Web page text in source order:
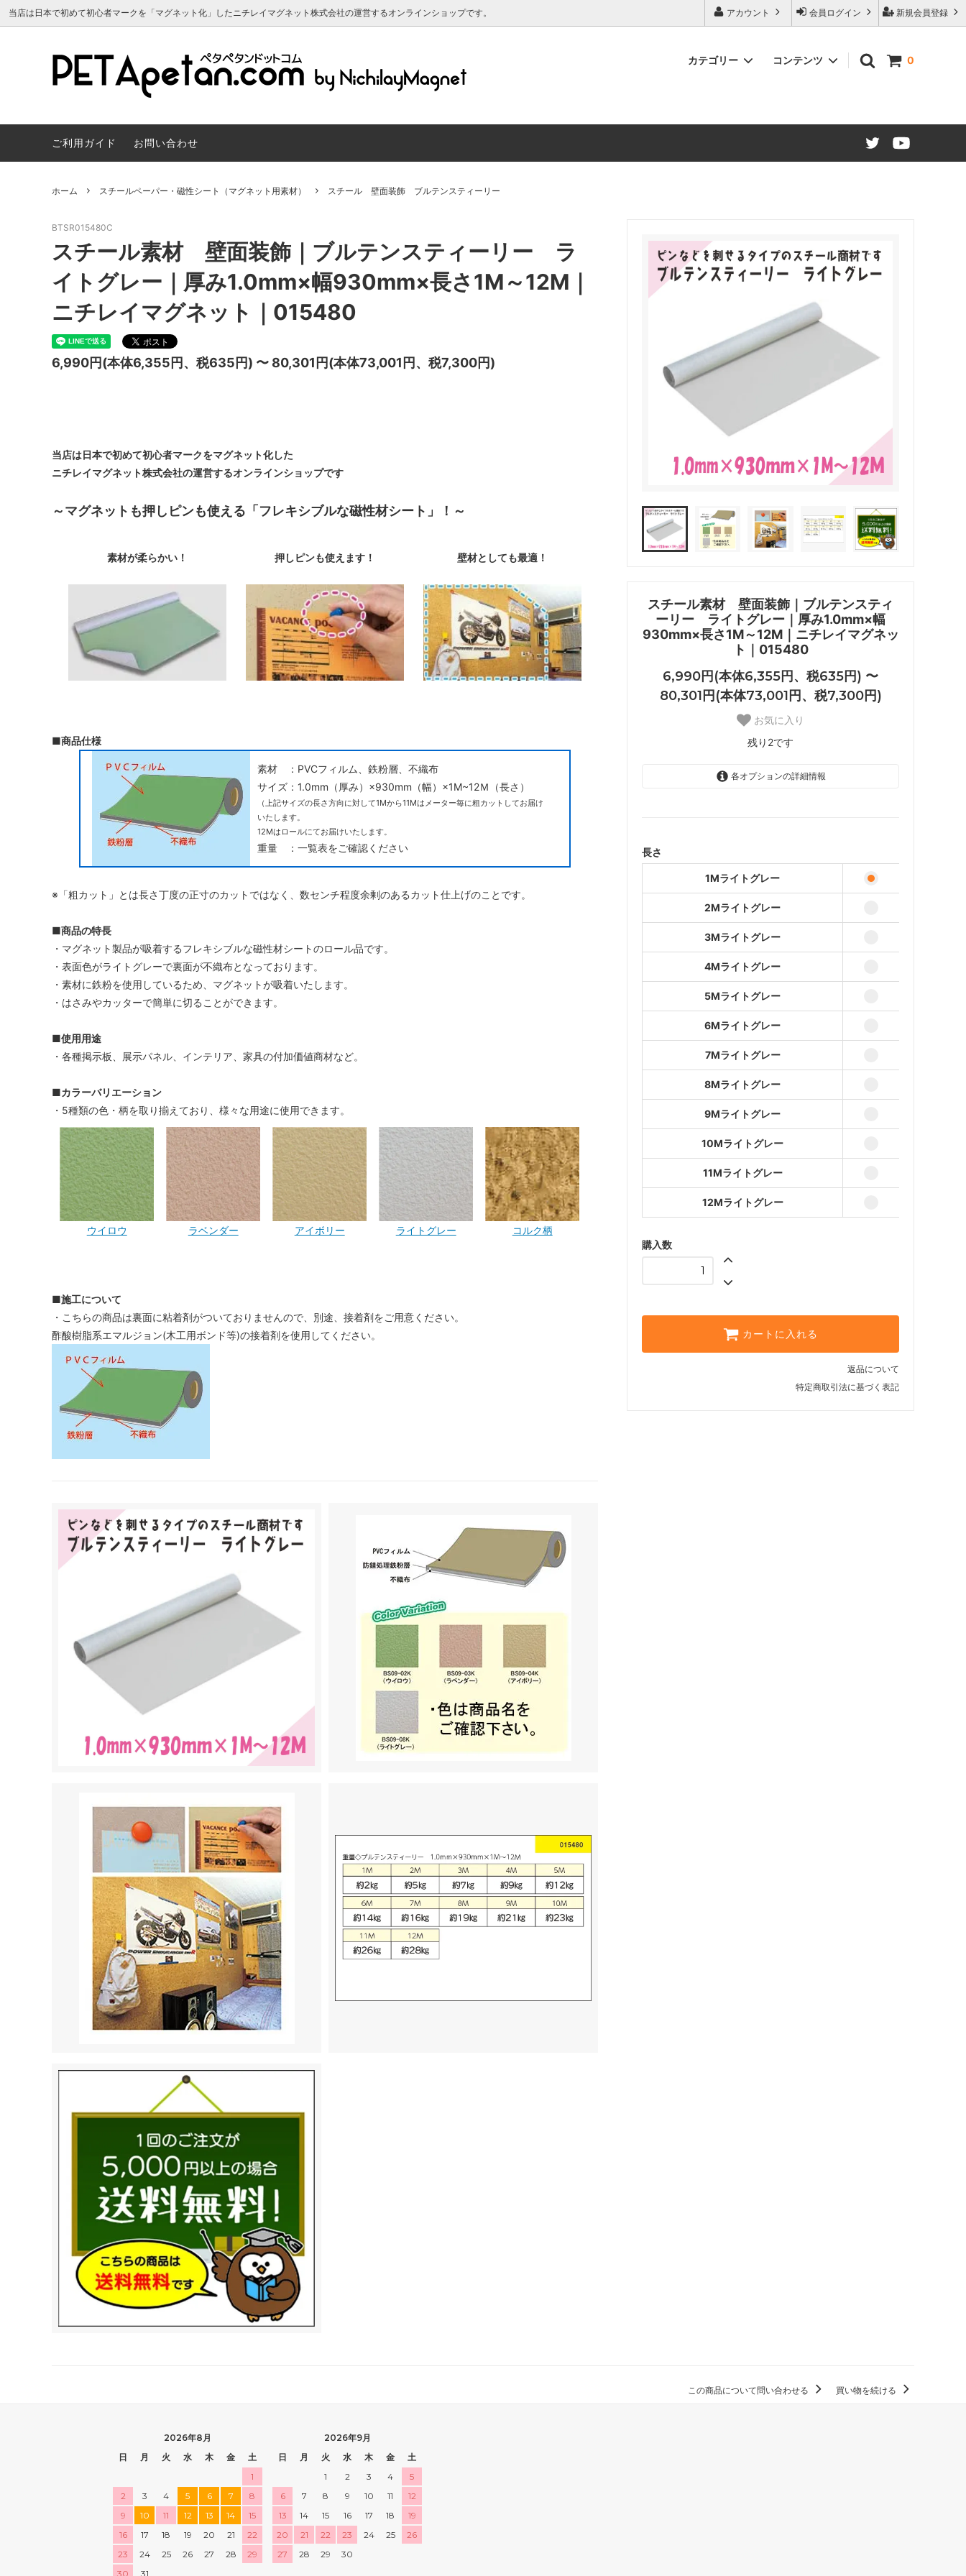
新規会員登録
会員ログイン
アカウント
当店は日本で初めて初心者マークを「マグネット化」したニチレイマグネット株式会社の運営するオンラインショップです。
0
カテゴリー
マグネットシート 両面カラー
マグネット販促・OEM／ノベルティ制
作
車用マグネット（高齢者マーク・もみじ
マーク・よつばマーク）
【特価品】マグネットシート端材（糊付
き・原反）
コンテンツ
作について
ご利用ガイド お問い合わせ
ホーム スチールペーパー・磁性シート（マグネット用素材） スチール 壁面装飾 ブルテンスティーリー
スチール素材 壁面装飾｜ブルテンスティ
ーリー ライトグレー｜厚み1.0mm×幅
930mm×長さ1M～12M｜ニチレイマグネッ
ト｜015480
6,990円(本体6,355円、税635円) 〜
80,301円(本体73,001円、税7,300円)
お気に入り
残り2です
各オプションの詳細情報
3Mライトグレー
20,370円(本体18,519円、税
27,060円(本体24,600円、税
2,460円)
3,068円)
7Mライトグレー
8Mライトグレー
53,820円(本体48,928円、税
60,511円(本体55,010円、税
5,501円)
80,301円(本体73,001円、税
長さ
1Mライトグレー
2Mライトグレー
3Mライトグレー
4Mライトグレー
5Mライトグレー
6Mライトグレー
7Mライトグレー
8Mライトグレー
9Mライトグレー
10Mライトグレー
11Mライトグレー
12Mライトグレー
購入数
カートに入れる
返品について
特定商取引法に基づく表記
BTSR015480C
スチール素材 壁面装飾｜ブルテンスティーリー ラ
イトグレー｜厚み1.0mm×幅930mm×長さ1M～12M｜
ニチレイマグネット｜015480
6,990円(本体6,355円、税635円) 〜 80,301円(本体73,001円、税7,300円)
当店は日本で初めて初心者マークをマグネット化した
ニチレイマグネット株式会社の運営するオンラインショップです
～マグネットも押しピンも使える「フレキシブルな磁性材シート」！～
素材が柔らかい！ 押しピンも使えます！ 壁材としても最適！
■商品仕様
素材 ：PVCフィルム、鉄粉層、不織布
サイズ：1.0mm（厚み）×930mm（幅）×1M~12Ｍ（長さ）
（上記サイズの長さ方向に対して1Mから11Mはメーター毎に粗カットしてお届け
いたします。
12Mはロールにてお届けいたします。
重量 ：一覧表をご確認ください
※「粗カット」とは長さ丁度の正寸のカットではなく、数センチ程度余剰のあるカット仕上げのことです。
■商品の特長
・マグネット製品が吸着するフレキシブルな磁性材シートのロール品です。
・表面色がライトグレーで裏面が不織布となっております。
・素材に鉄粉を使用しているため、マグネットが吸着いたします。
・はさみやカッターで簡単に切ることができます。
■使用用途
・各種掲示板、展示パネル、インテリア、家具の付加価値商材など。
■カラーバリエーション
・5種類の色・柄を取り揃えており、様々な用途に使用できます。
ウイロウ ラベンダー アイボリー ライトグレー コルク柄
■施工について
・こちらの商品は裏面に粘着剤がついておりませんので、別途、接着剤をご用意ください。
酢酸樹脂系エマルジョン(木工用ボンド等)の接着剤を使用してください。
この商品について問い合わせる 買い物を続ける
2026年8月
日
月 火 水 木 金
土
1
2
3 4 5 6 7
8
9
10 11 12 13 14
15
16
17 18 19 20 21
22
23
24 25 26 27 28
29
30
31
2026年9月
日
月 火 水 木 金
土
1
2 3 4
5
6
7 8 9 10 11
12
13
14 15 16 17 18
19
20
21 22 23 24 25
26
27
28 29 30